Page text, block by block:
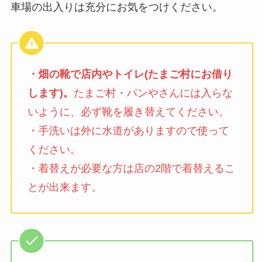
車場の出入りは充分にお気をつけください。
・畑の靴で店内やトイレ(たまご村にお借り
します)。 たまご村・パンやさんには入らな
いように、必ず靴を履き替えてください。
・手洗いは外に水道がありますので使って
ください。
・着替えが必要な方は店の2階で着替えるこ
とが出来ます。